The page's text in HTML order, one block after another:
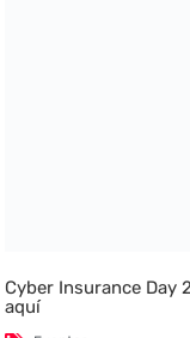
Cyber Insurance Day
aquí